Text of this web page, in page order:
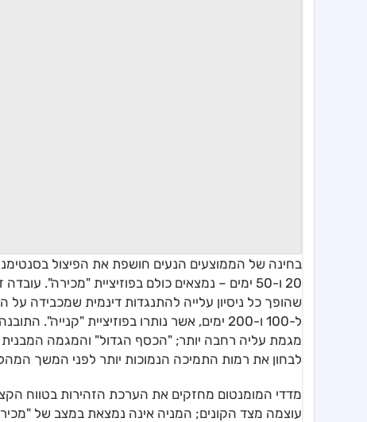
20 ו-50 ימים – נמצאים כולם בפוזיציית
שהופך כל ניסיון עלייה להתנגדות דינמית שמכבידה
ל-100 ו-200 ימים, אשר נותרו בפוזיציית
מגמת עליה רחבה יותר; "הכסף הגדול" והמגמה המבנית
לבחון את רמות התמיכה הנמוכות יותר לפני המשך
עוצמה מצד הקונים; המניה אינה נמצאת במצב של